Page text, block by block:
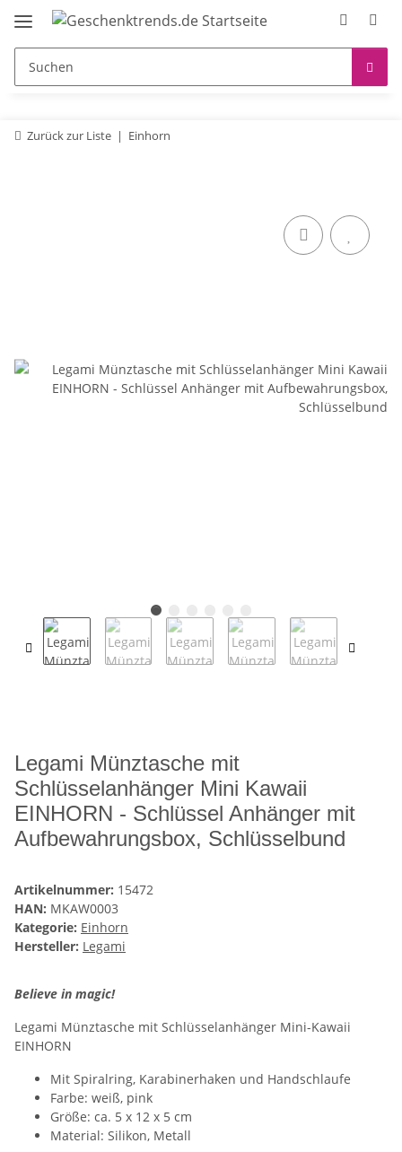
Zurück zur Liste Einhorn
Legami Münztasche mit
Schlüsselanhänger Mini Kawaii
EINHORN - Schlüssel Anhänger mit
Aufbewahrungsbox, Schlüsselbund
Artikelnummer: 15472
HAN: MKAW0003
Kategorie: Einhorn
Hersteller: Legami
Believe in magic!
Legami Münztasche mit Schlüsselanhänger Mini-Kawaii
EINHORN
Mit Spiralring, Karabinerhaken und Handschlaufe
Farbe: weiß, pink
Größe: ca. 5 x 12 x 5 cm
Material: Silikon, Metall